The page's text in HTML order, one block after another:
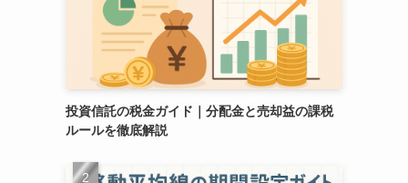
投資信託の税金ガイド｜分配金と売却益の課税
ルールを徹底解説